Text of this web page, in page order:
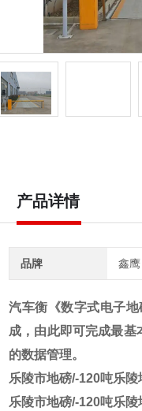
产品详情
品牌 鑫鹰
汽车衡《数字式电子
成，由此即可完成最基
的数据管理。
乐陵市地磅/-120吨乐陵
乐陵市地磅/-120吨乐陵